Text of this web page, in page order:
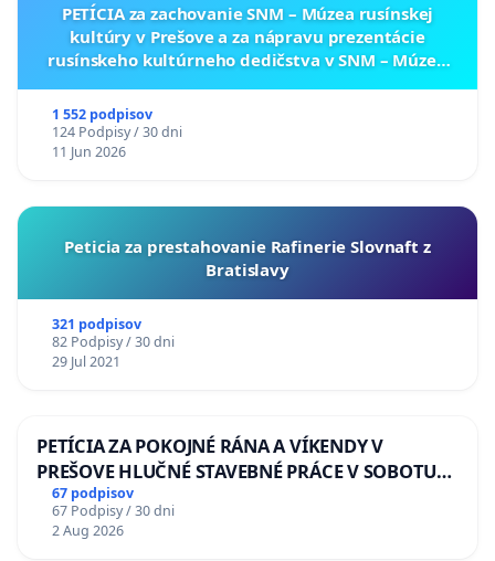
PETÍCIA za zachovanie SNM – Múzea rusínskej
kultúry v Prešove a za nápravu prezentácie
rusínskeho kultúrneho dedičstva v SNM – Múzeu
1 552 podpisov
124 Podpisy / 30 dni
11 Jun 2026
Peticia za prestahovanie Rafinerie Slovnaft z
Bratislavy
321 podpisov
82 Podpisy / 30 dni
29 Jul 2021
PETÍCIA ZA POKOJNÉ RÁNA A VÍKENDY V
PREŠOVE HLUČNÉ STAVEBNÉ PRÁCE V SOBOTU
LEN OD 9.00 DO 13.00 HOD., CEZ PRACOVNÝ
TÝŽDEŇ CIEĽ 8.00 – 18.00 HOD. A PRAVIDELNÁ
KONTROLA STAVBY C-AREA NA
67 podpisov
67 Podpisy / 30 dni
2 Aug 2026